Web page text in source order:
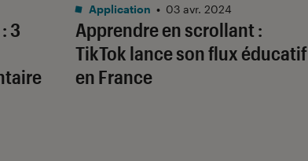
: 3
Apprendre en scrollant :
TikTok lance son flux éducatif
en France
Application • 03 avr. 2024